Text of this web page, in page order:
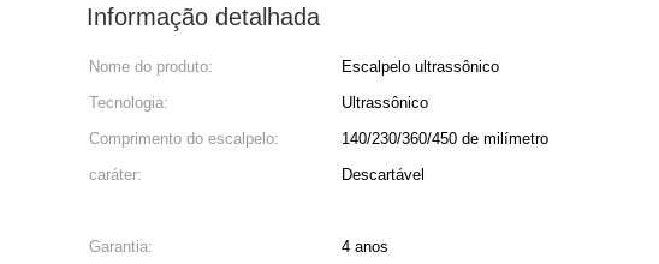
Informação detalhada
Nome do produto: Escalpelo ultrassônico
Tecnologia:
Ultrassônico
Comprimento do escalpelo:
140/230/360/450 de milímetro
caráter:
Descartável
Garantia:
4 anos